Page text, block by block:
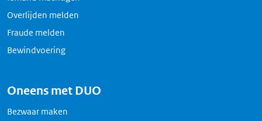
Overlijden melden
Fraude melden
Bewindvoering
Oneens met DUO
Bezwaar maken